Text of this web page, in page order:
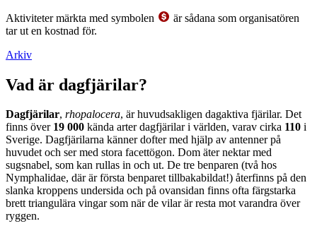
Aktiviteter märkta med symbolen
är sådana som organisatören
tar ut en kostnad för.
Arkiv
Vad är dagfjärilar?
Dagfjärilar, rhopalocera, är huvudsakligen dagaktiva fjärilar. Det
finns över 19 000 kända arter dagfjärilar i världen, varav cirka 110 i
Sverige. Dagfjärilarna känner dofter med hjälp av antenner på
huvudet och ser med stora facettögon. Dom äter nektar med
sugsnabel, som kan rullas in och ut. De tre benparen (två hos
Nymphalidae, där är första benparet tillbakabildat!) återfinns på den
slanka kroppens undersida och på ovansidan finns ofta färgstarka
brett triangulära vingar som när de vilar är resta mot varandra över
ryggen.